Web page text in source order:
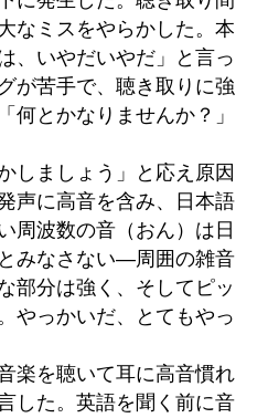
なミスをやらかした。本
、いやだいやだ」と言っ
が苦手で、聴き取りに強
何とかなりませんか？」
しましょう」と応え原因
声に高音を含み、日本語
周波数の音（おん）は日
みなさない―周囲の雑音
部分は強く、そしてピッ
やっかいだ、とてもやっ
楽を聴いて耳に高音慣れ
した。英語を聞く前に音